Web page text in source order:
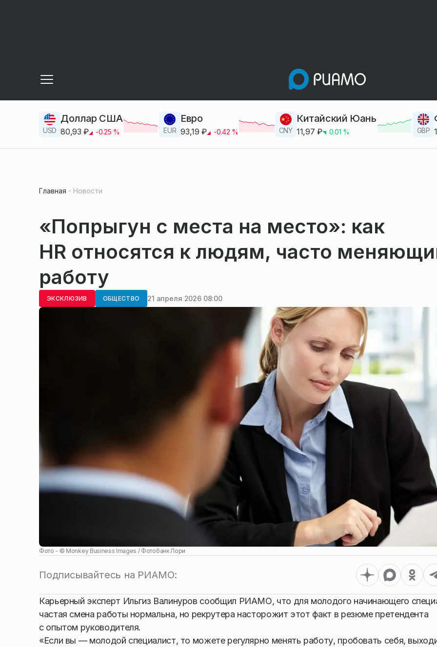
USD
Доллар США
80,93 ₽ -0.25 % EUR
Евро
93,19 ₽ -0.42 % CNY
Китайский Юань
11,97 ₽ 0.01 % GBP
Главная Новости
«Попрыгун с места на место»: как
HR относятся к людям, часто
работу
ЭКСКЛЮЗИВ ОБЩЕСТВО 21 апреля 2026 08:00
Фото - © Monkey Business Images / Фотобанк Лори
Подписывайтесь на РИАМО:
Карьерный эксперт Ильгиз Валинуров сообщил РИАМО, что для молодого начинающего
частая смена работы нормальна, но рекрутера насторожит этот факт в резюме претендента
с опытом руководителя.
«Если вы — молодой специалист, то можете регулярно менять работу, пробовать себя,